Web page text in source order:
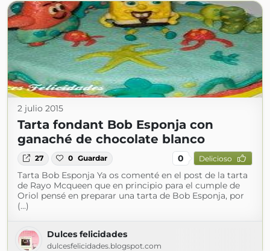
2 julio 2015
Tarta fondant Bob Esponja con
ganaché de chocolate blanco
27 0 Guardar 0 Delicioso
Tarta Bob Esponja Ya os comenté en el post de la tarta
de Rayo Mcqueen que en principio para el cumple de
Oriol pensé en preparar una tarta de Bob Esponja, por
(...)
Dulces felicidades
dulcesfelicidades.blogspot.com